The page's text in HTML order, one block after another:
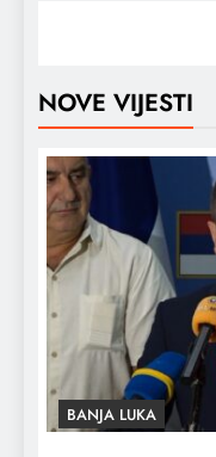
NOVE VIJESTI
BANJA LUKA